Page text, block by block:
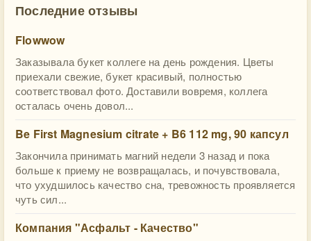
Последние отзывы
Flowwow
Заказывала букет коллеге на день рождения. Цветы
приехали свежие, букет красивый, полностью
соответствовал фото. Доставили вовремя, коллега
осталась очень довол...
Be First Magnesium citrate + B6 112 mg, 90 капсул
Закончила принимать магний недели 3 назад и пока
больше к приему не возвращалась, и почувствовала,
что ухудшилось качество сна, тревожность проявляется
чуть сил...
Компания "Асфальт - Качество"